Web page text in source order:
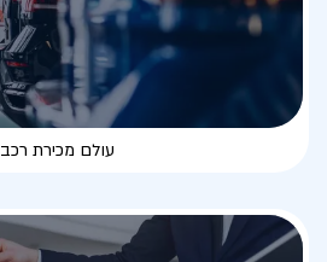
עולם מכירת רכב